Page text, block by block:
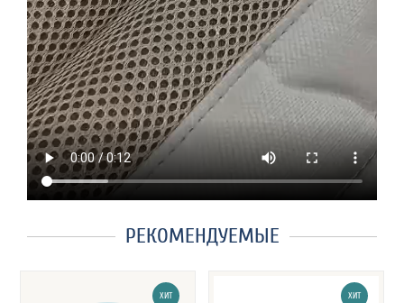
РЕКОМЕНДУЕМЫЕ
ХИТ ХИТ